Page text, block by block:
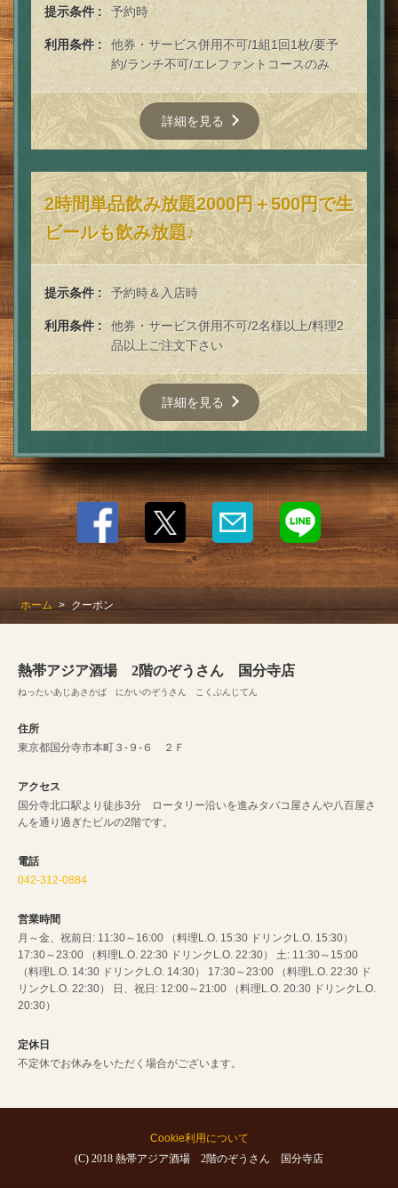
提示条件 予約時
利用条件
他券・サービス併用不可/1組1回1枚/要予
約/ランチ不可/エレファントコースのみ
詳細を見る
2時間単品飲み放題2000円＋500円で生
ビールも飲み放題♪
提示条件 予約時＆入店時
利用条件
他券・サービス併用不可/2名様以上/料理2
品以上ご注文下さい
詳細を見る
ホーム クーポン
熱帯アジア酒場 2階のぞうさん 国分寺店
ねったいあじあさかば にかいのぞうさん こくぶんじてん
住所
東京都国分寺市本町３-９-６ ２Ｆ
アクセス
国分寺北口駅より徒歩3分 ロータリー沿いを進みタバコ屋さんや八百屋さ
んを通り過ぎたビルの2階です。
電話
042-312-0884
営業時間
月～金、祝前日: 11:30～16:00 （料理L.O. 15:30 ドリンクL.O. 15:30）
17:30～23:00 （料理L.O. 22:30 ドリンクL.O. 22:30） 土: 11:30～15:00
（料理L.O. 14:30 ドリンクL.O. 14:30） 17:30～23:00 （料理L.O. 22:30 ド
リンクL.O. 22:30） 日、祝日: 12:00～21:00 （料理L.O. 20:30 ドリンクL.O.
20:30）
定休日
不定休でお休みをいただく場合がございます。
Cookie利用について
(C) 2018 熱帯アジア酒場 2階のぞうさん 国分寺店
お店情報をコピー
閉じる